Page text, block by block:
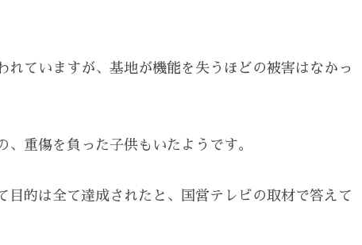
ていますが、基地が機能を失うほどの被害はなかっ
重傷を負った子供もいたようです。
的は全て達成されたと、国営テレビの取材で答えて